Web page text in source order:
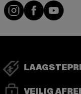
Visit ourVisit our
Visit
VEILIG